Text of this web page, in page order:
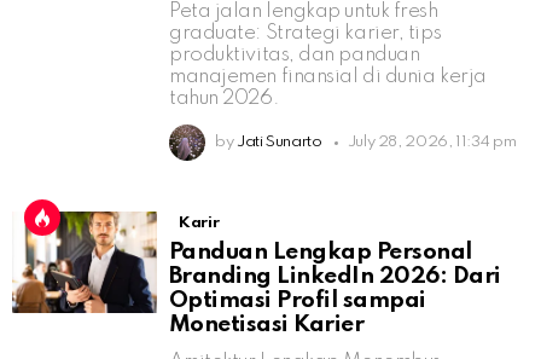
Peta jalan lengkap untuk fresh
graduate: Strategi karier, tips
produktivitas, dan panduan
manajemen finansial di dunia kerja
tahun 2026.
by Jati Sunarto July 28, 2026, 11:34 pm
Karir
Panduan Lengkap Personal
Branding LinkedIn 2026: Dari
Optimasi Profil sampai
Monetisasi Karier